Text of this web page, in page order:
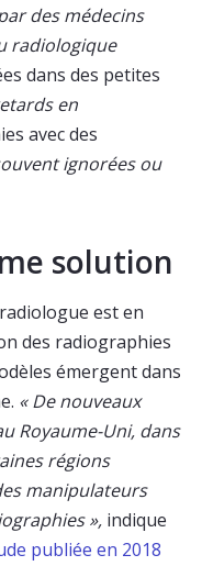
des médecins
radiologique
dans des petites
en
avec des
ignorées ou
solution
est en
des radiographies
émergent dans
« De nouveaux
Royaume-Uni, dans
régions
manipulateurs
», indique
publiée en 2018